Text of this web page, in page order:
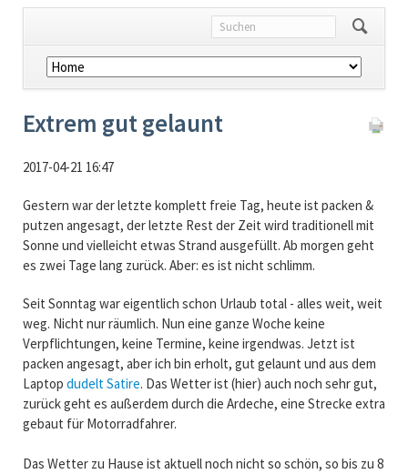
Navigation
überspringen
Extrem gut gelaunt
2017-04-21 16:47
Gestern war der letzte komplett freie Tag, heute ist packen &
putzen angesagt, der letzte Rest der Zeit wird traditionell mit
Sonne und vielleicht etwas Strand ausgefüllt. Ab morgen geht
es zwei Tage lang zurück. Aber: es ist nicht schlimm.
Seit Sonntag war eigentlich schon Urlaub total - alles weit, weit
weg. Nicht nur räumlich. Nun eine ganze Woche keine
Verpflichtungen, keine Termine, keine irgendwas. Jetzt ist
packen angesagt, aber ich bin erholt, gut gelaunt und aus dem
Laptop dudelt Satire. Das Wetter ist (hier) auch noch sehr gut,
zurück geht es außerdem durch die Ardeche, eine Strecke extra
gebaut für Motorradfahrer.
Das Wetter zu Hause ist aktuell noch nicht so schön, so bis zu 8